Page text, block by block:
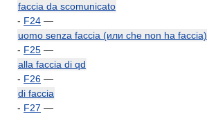
faccia da scomunicato
- F24 —
uomo senza faccia (или che non ha faccia)
- F25 —
alla faccia di qd
- F26 —
di faccia
- F27 —